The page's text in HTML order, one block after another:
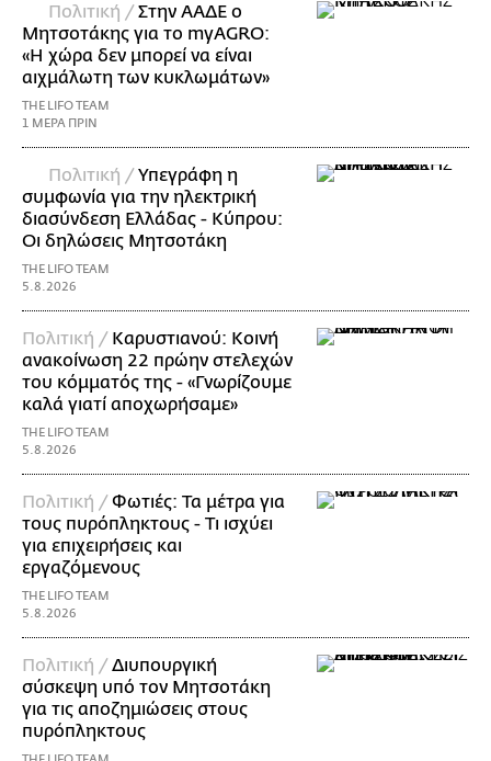
Πολιτική /Στην ΑΑΔΕ ο
Μητσοτάκης για το myAGRO:
«Η χώρα δεν μπορεί να είναι
αιχμάλωτη των κυκλωμάτων»
THE LIFO TEAM
1 ΜΕΡΑ ΠΡΙΝ
Πολιτική /Υπεγράφη η
συμφωνία για την ηλεκτρική
διασύνδεση Ελλάδας - Κύπρου:
Οι δηλώσεις Μητσοτάκη
THE LIFO TEAM
5.8.2026
Πολιτική / Καρυστιανού: Κοινή
ανακοίνωση 22 πρώην στελεχών
του κόμματός της - «Γνωρίζουμε
καλά γιατί αποχωρήσαμε»
THE LIFO TEAM
5.8.2026
Πολιτική /Φωτιές: Τα μέτρα για
τους πυρόπληκτους - Τι ισχύει
για επιχειρήσεις και
εργαζόμενους
THE LIFO TEAM
5.8.2026
Πολιτική /Διυπουργική
σύσκεψη υπό τον Μητσοτάκη
για τις αποζημιώσεις στους
πυρόπληκτους